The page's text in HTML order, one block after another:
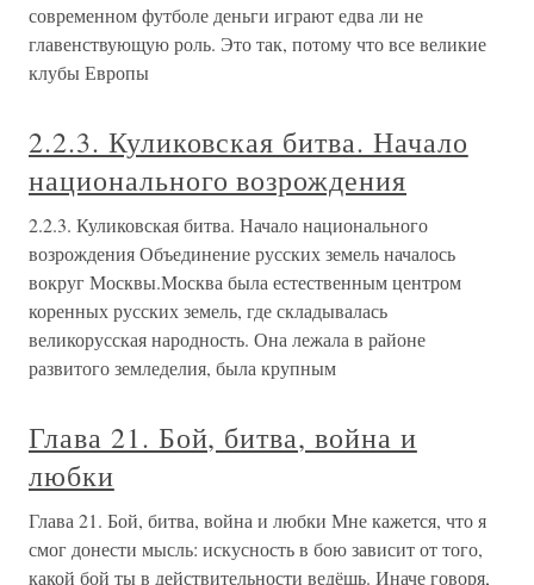
современном футболе деньги играют едва ли не
главенствующую роль. Это так, потому что все великие
клубы Европы
2.2.3. Куликовская битва. Начало
национального возрождения
2.2.3. Куликовская битва. Начало национального
возрождения Объединение русских земель началось
вокруг Москвы.Москва была естественным центром
коренных русских земель, где складывалась
великорусская народность. Она лежала в районе
развитого земледелия, была крупным
Глава 21. Бой, битва, война и
любки
Глава 21. Бой, битва, война и любки Мне кажется, что я
смог донести мысль: искусность в бою зависит от того,
какой бой ты в действительности ведёшь. Иначе говоря,